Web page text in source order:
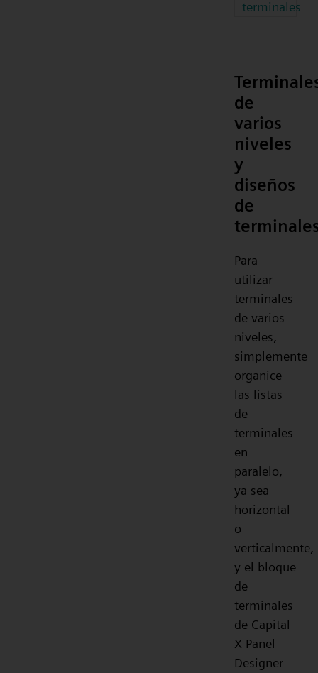
terminales
de
varios
niveles
y
diseños
de
Para
utilizar
terminales
de varios
niveles,
simplemente
organice
las listas
de
terminales
en
paralelo,
ya sea
horizontal
o
verticalmente,
y el bloque
de
terminales
de Capital
X Panel
Designer